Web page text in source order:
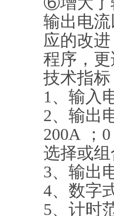
输出电
应的改
程序，
技术指
1、输入
2、输出
200A ；
选择或
3、输出
4、数字
5、计时